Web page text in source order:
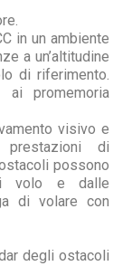
in un ambiente
a un’altitudine
di riferimento.
ai promemoria
visivo e
di
possono
volo e dalle
di volare con
degli ostacoli